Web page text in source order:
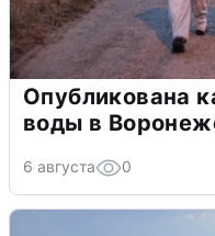
Опубликована
воды в
6 августа 0